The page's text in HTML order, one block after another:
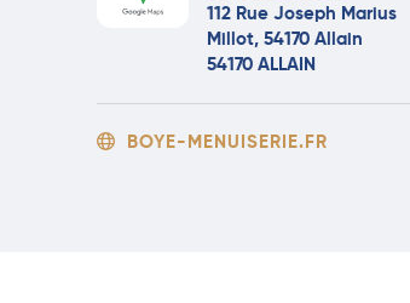
112 Rue Joseph Marius
Millot, 54170 Allain
54170 ALLAIN
BOYE-MENUISERIE.FR